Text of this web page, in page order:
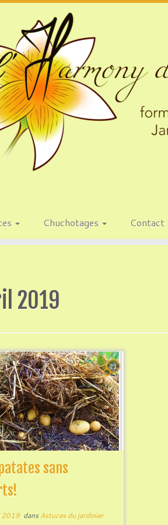
Chuchotages Contact
2019
23
sans
2019dans Astuces du jardinier